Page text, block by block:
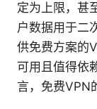
定为上限，甚
户数据用于二
供免费方案的
可用且值得依
言，免费VPN